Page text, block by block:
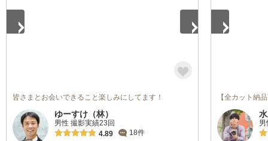
皆さまとお会いできること楽しみにしてます！
ゆーすけ（林）
男性 撮影実績23回
4.89
18件
【全カット納